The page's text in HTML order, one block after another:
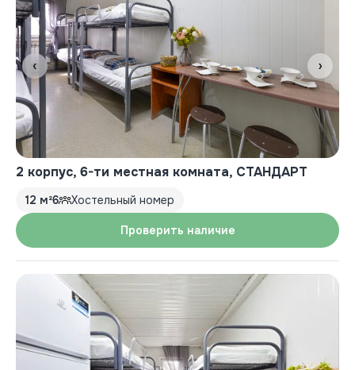
‹ ›
2 корпус, 6-ти местная комната, СТАНДАРТ
12 м²6 Хостельный номер
Проверить наличие